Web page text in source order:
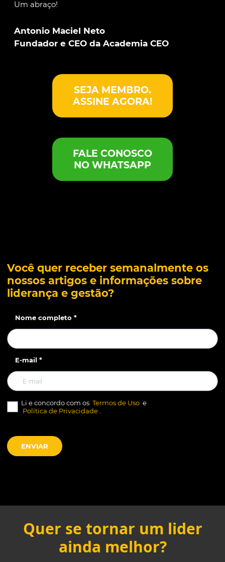
Um abraço!
Antonio Maciel Neto
Fundador e CEO da Academia CEO
SEJA MEMBRO.
ASSINE AGORA!
FALE CONOSCO
NO WHATSAPP
Você quer receber semanalmente os
nossos artigos e informações sobre
liderança e gestão?
Nome completo *
E-mail *
Li e concordo com os Termos de Uso e
Política de Privacidade
ENVIAR
Quer se tornar um lider
ainda melhor?